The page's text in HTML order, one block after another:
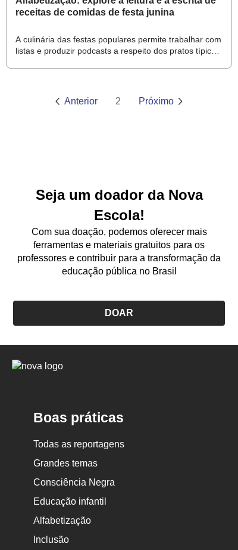
receitas de comidas de festa junina
A culinária das festas populares permite trabalhar com
listas e produzir podcasts a respeito dos pratos típicos
Anterior 2 Próximo
Seja um doador da Nova
Escola!
Com sua doação, podemos oferecer mais
ferramentas e materiais gratuitos para os
professores e contribuir para a transformação da
educação pública no Brasil
DOAR
Logo
Boas práticas
Todas as reportagens
Grandes temas
Consciência Negra
Educação infantil
Alfabetização
Inclusão